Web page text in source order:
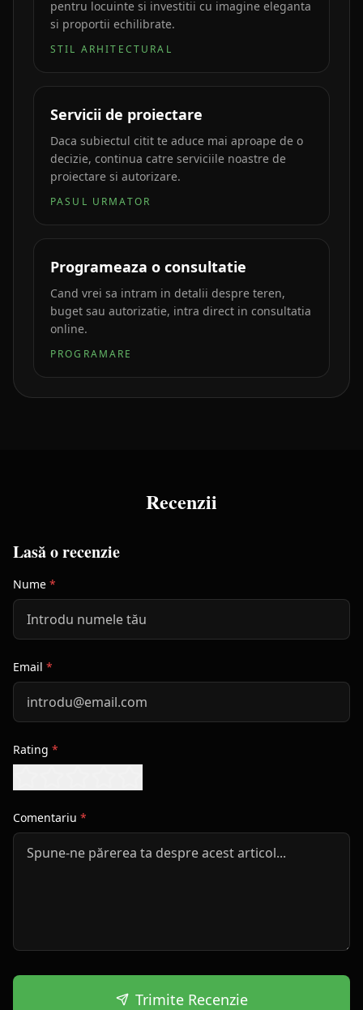
pentru locuinte si investitii cu imagine eleganta
si proportii echilibrate.
STIL ARHITECTURAL
Servicii de proiectare
Daca subiectul citit te aduce mai aproape de o
decizie, continua catre serviciile noastre de
proiectare si autorizare.
PASUL URMATOR
Programeaza o consultatie
Cand vrei sa intram in detalii despre teren,
buget sau autorizatie, intra direct in consultatia
online.
PROGRAMARE
Recenzii
Lasă o recenzie
Nume *
Email *
Rating *
Comentariu *
Trimite Recenzie